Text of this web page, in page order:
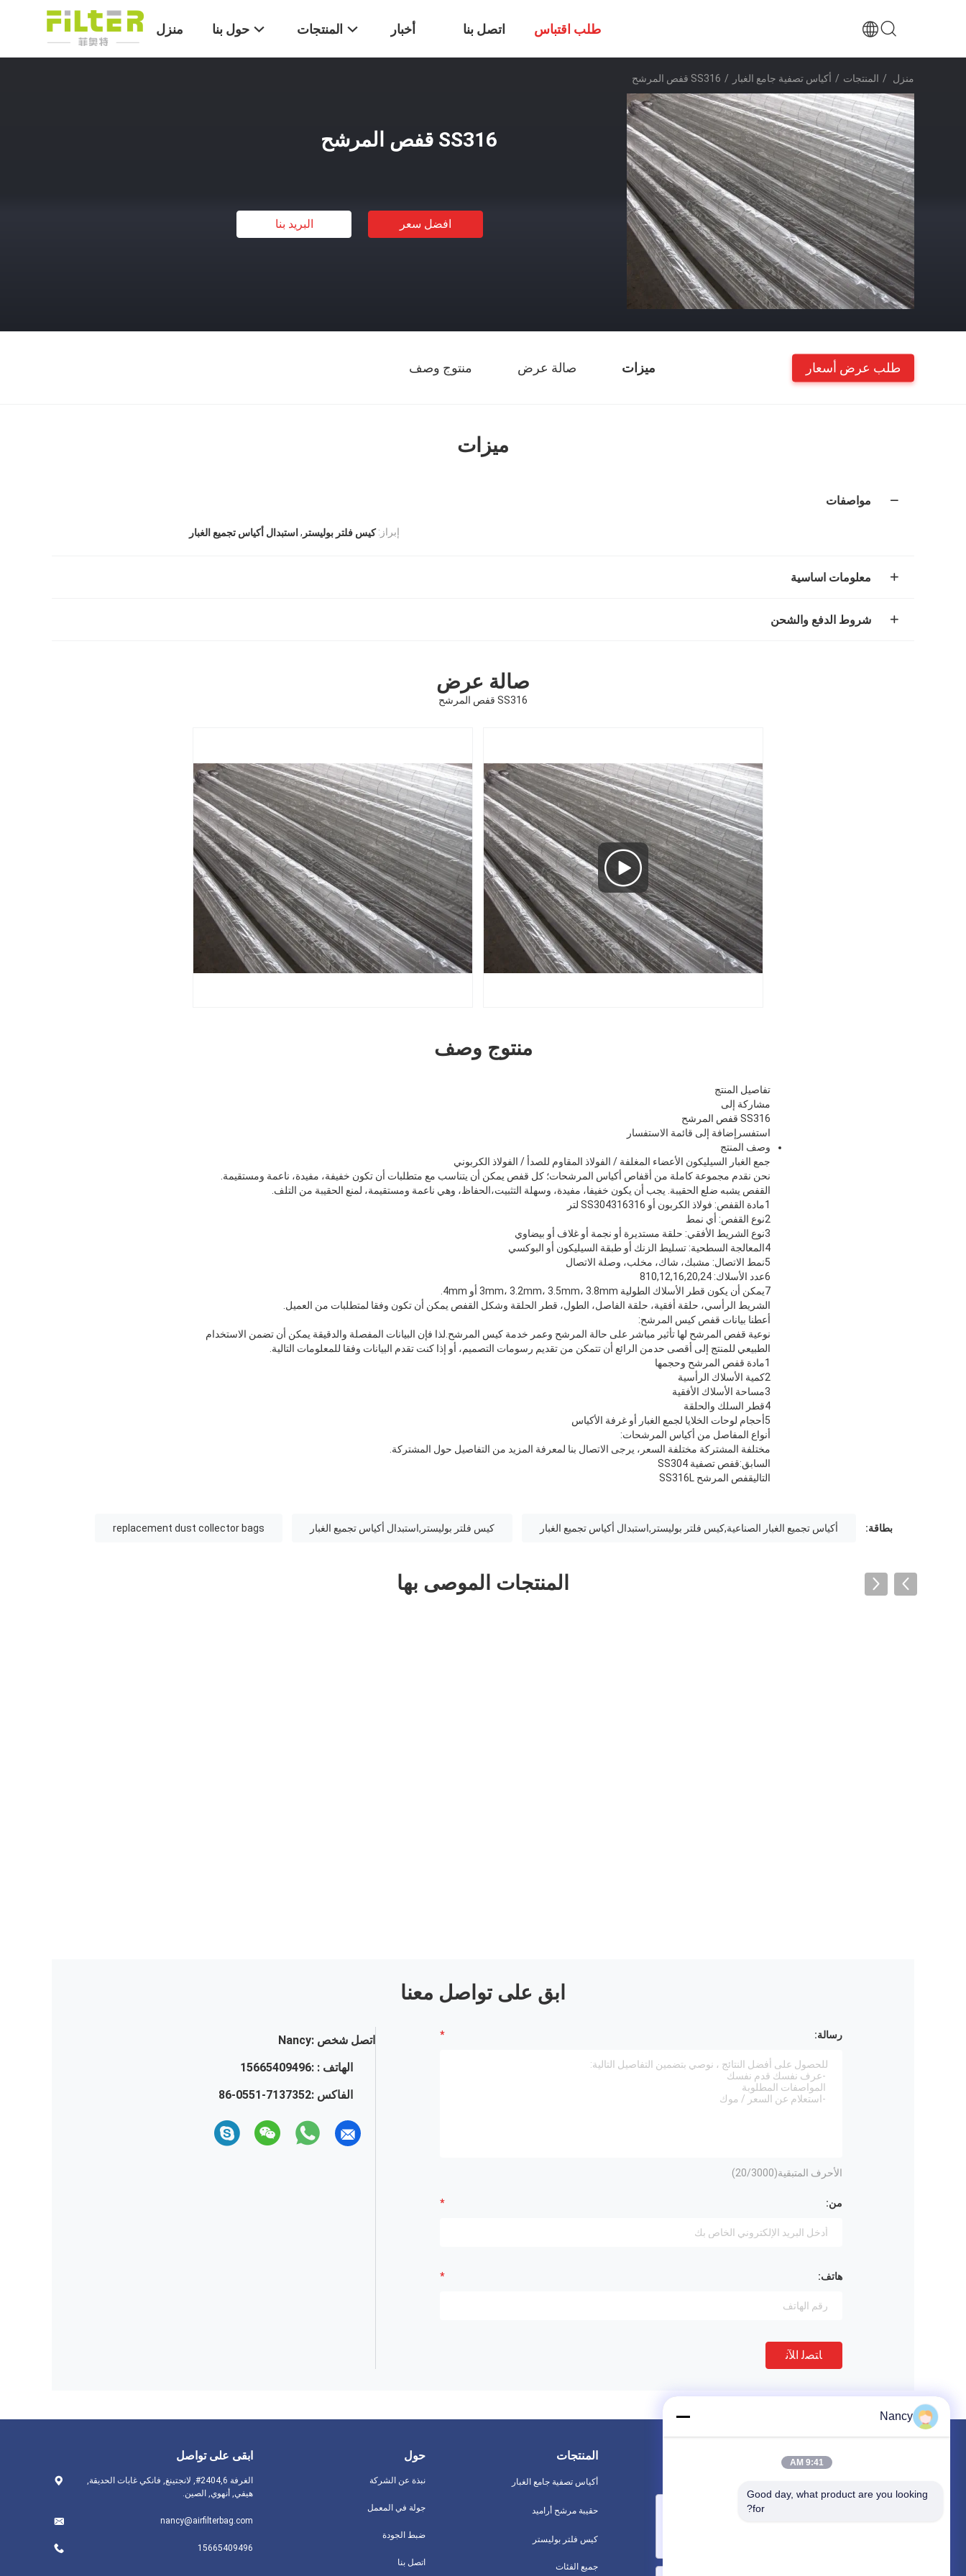
منزل حول بنا المنتجات أخبار اتصل بنا طلب اقتباس
منزل / المنتجات / أكياس تصفية جامع الغبار / SS316 قفص المرشح
SS316 قفص المرشح
افضل سعر البريد بنا
ميزات صالة عرض منتوج وصف طلب عرض أسعار
ميزات
مواصفات
إبراز: كيس فلتر بوليستر , استبدال أكياس تجميع الغبار
معلومات اساسية
شروط الدفع والشحن
صالة عرض
SS316 قفص المرشح
منتوج وصف
تفاصيل المنتج
مشاركة إلى
SS316 قفص المرشح
استفسر إضافة إلى قائمة الاستفسار
وصف المنتج
جمع الغبار السيليكون الأعضاء المغلفة / الفولاذ المقاوم للصدأ / الفولاذ الكربوني
نحن نقدم مجموعة كاملة من أقفاص أكياس المرشحات؛ كل قفص يمكن أن يتناسب مع متطلبات أن تكون خفيفة، مفيدة، ناعمة ومستقيمة.
القفص يشبه ضلع الحقيبة. يجب أن يكون خفيفا، مفيدة، وسهلة التثبيت،الحفاظ، وهي ناعمة ومستقيمة، لمنع الحقيبة من التلف.
1مادة القفص: فولاذ الكربون أو SS304316316 لتر
2نوع القفص: أي نمط
3نوع الشريط الأفقي: حلقة مستديرة أو نجمة أو غلاف أو بيضاوي
4المعالجة السطحية: تسليط الزنك أو طبقة السيليكون أو البوكسي
5نمط الاتصال: مشبك، شاك، مخلب، وصلة الاتصال
6عدد الأسلاك: 810,12,16,20,24
7يمكن أن يكون قطر الأسلاك الطولية 3mm، 3.2mm، 3.5mm، 3.8mm أو 4mm.
الشريط الرأسي، حلقة أفقية، حلقة الفاصل، الطول، قطر الحلقة وشكل القفص يمكن أن تكون وفقا لمتطلبات من العميل.
أعطنا بيانات قفص كيس المرشح:
نوعية قفص المرشح لها تأثير مباشر على حالة المرشح وعمر خدمة كيس المرشح.لذا فإن البيانات المفصلة والدقيقة يمكن أن تضمن الاستخدام
الطبيعي للمنتج إلى أقصى حدمن الرائع أن تتمكن من تقديم رسومات التصميم، أو إذا كنت تقدم البيانات وفقا للمعلومات التالية.
1مادة قفص المرشح وحجمها
2كمية الأسلاك الرأسية
3مساحة الأسلاك الأفقية
4قطر السلك والحلقة
5أحجام لوحات الخلايا لجمع الغبار أو غرفة الأكياس
أنواع المفاصل من أكياس المرشحات:
مختلفة المشتركة مختلفة السعر، يرجى الاتصال بنا لمعرفة المزيد من التفاصيل حول المشتركة.
السابق:قفص تصفية SS304
التاليقفص المرشح SS316L
بطاقة: أكياس تجميع الغبار الصناعية,كيس فلتر بوليستر,استبدال أكياس تجميع الغبار كيس فلتر بوليستر,استبدال أكياس تجميع الغبار replacement dust collector bags
المنتجات الموصى بها
ابق على تواصل معنا
اتصل شخص :Nancy
الهاتف : :15665409496
الفاكس :86-0551-7137352
رسالة:
الأحرف المتبقية( 20/3000)
من:
هاتف:
ﺎﺘﺼﻟ ﺍﻶﻧ
ابقى على تواصل
الغرفة 2404,6#, لانجتينغ, فانكي غابات الحديقة,
هيفي, أنهوي, الصين.
nancy@airfilterbag.com
15665409496
حول
نبذة عن الشركة
جولة في المعمل
ضبط الجودة
اتصل بنا
المنتجات
أكياس تصفية جامع الغبار
حقيبة مرشح أراميد
كيس فلتر بوليستر
جميع الفئات
Nancy
9:41 AM
Good day, what product are you looking
for?